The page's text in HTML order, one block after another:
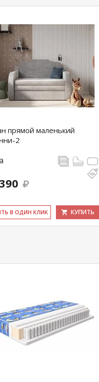
ватине, что
и надежная
обеспечивая
ткани
стирать чехол в
Матрас детский
.
действительны
магазинах-салонах
прямой маленький
2
В ОДИН КЛИК КУПИТЬ